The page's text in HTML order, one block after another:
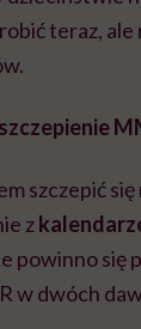
teraz, ale
szczepić
z
powinno się
w dwóch